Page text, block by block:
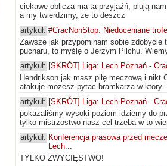
ciekawe oblicza ma ta przyjaźń, plują
a my twierdzimy, ze to deszcz
artykuł: #CracNonStop: Niedoceniane
Zawsze jak przypominam sobie zdobycie
pucharu, to myślę o Jerzym Pilchu.
artykuł: [SKRÓT] Liga: Lech Poznań -
Hendrikson jak masz piłę meczową i nikt
atakuje mozesz pytac bramkarza w
artykuł: [SKRÓT] Liga: Lech Poznań -
pokazaliśmy wysoki poziom idziemy do
tylko mistrzostwo nasz cel trzeba w to
artykuł: Konferencja prasowa przed
Lech...
TYLKO ZWYCIĘSTWO!